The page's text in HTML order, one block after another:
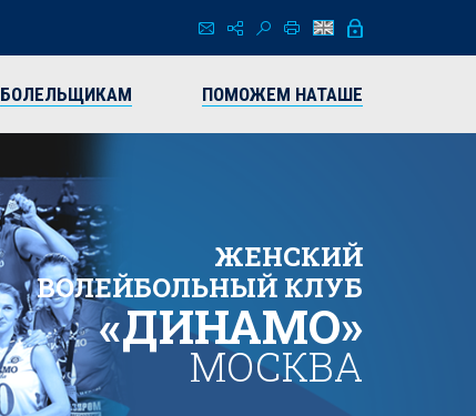
БОЛЕЛЬЩИКАМ ПОМОЖЕМ НАТАШЕ
ЖЕНСКИЙ
ВОЛЕЙБОЛЬНЫЙ КЛУБ
«ДИНАМО»
МОСКВА